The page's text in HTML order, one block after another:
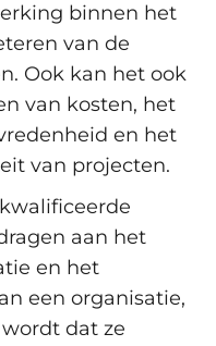
binnen het
van de
Ook kan het ook
van kosten, het
en het
van projecten.
aan het
en het
een organisatie,
dat ze